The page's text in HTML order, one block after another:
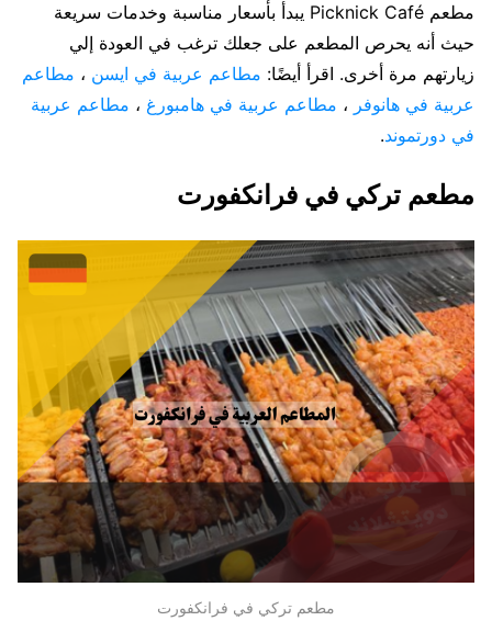
مطعم Picknick Café يبدأ بأسعار مناسبة وخدمات سريعة
حيث أنه يحرص المطعم على جعلك ترغب في العودة إلي
زيارتهم مرة أخرى. اقرأ أيضًا: مطاعم عربية في ايسن ، مطاعم
عربية في هانوفر ، مطاعم عربية في هامبورغ ، مطاعم عربية
في دورتموند.
مطعم تركي في فرانكفورت
مطعم تركي في فرانكفورت